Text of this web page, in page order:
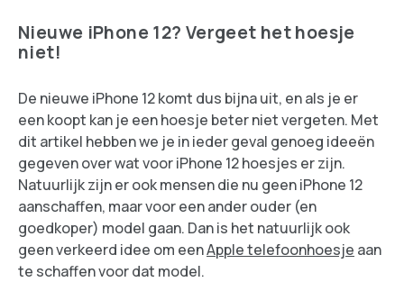
Nieuwe iPhone 12? Vergeet het hoesje
niet!
De nieuwe iPhone 12 komt dus bijna uit, en als je er
een koopt kan je een hoesje beter niet vergeten. Met
dit artikel hebben we je in ieder geval genoeg ideeën
gegeven over wat voor iPhone 12 hoesjes er zijn.
Natuurlijk zijn er ook mensen die nu geen iPhone 12
aanschaffen, maar voor een ander ouder (en
goedkoper) model gaan. Dan is het natuurlijk ook
geen verkeerd idee om eenApple telefoonhoesje aan
te schaffen voor dat model.